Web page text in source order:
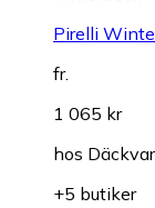
Pirelli
fr.
1 065 kr
hos
+5 butiker